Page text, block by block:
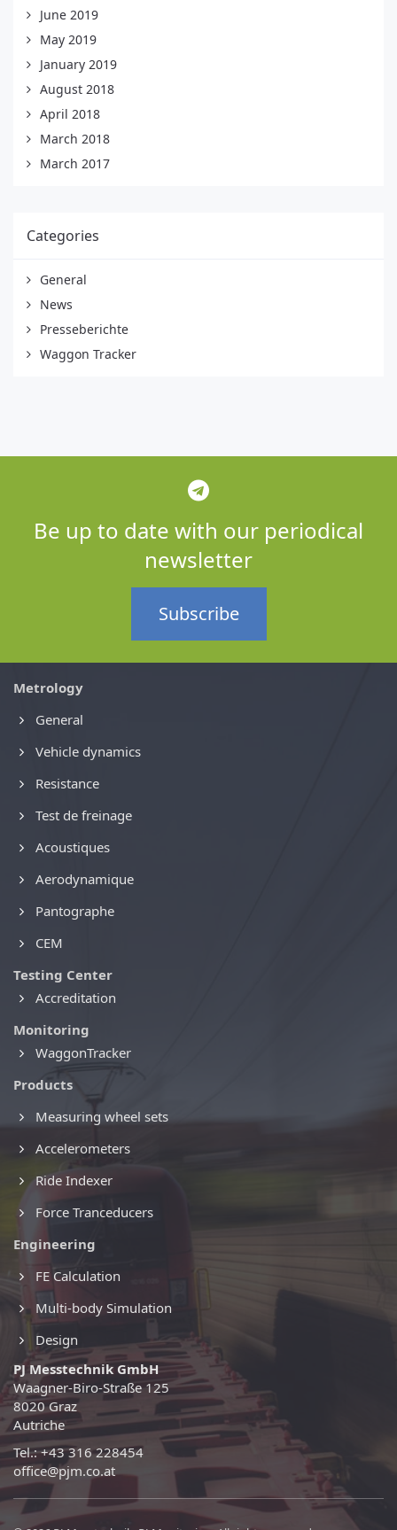
June 2019
May 2019
January 2019
August 2018
April 2018
March 2018
March 2017
Categories
General
News
Presseberichte
Waggon Tracker
Be up to date with our periodical
newsletter
Subscribe
Metrology
General
Vehicle dynamics
Resistance
Test de freinage
Acoustiques
Aerodynamique
Pantographe
CEM
Testing Center
Accreditation
Monitoring
WaggonTracker
Products
Measuring wheel sets
Accelerometers
Ride Indexer
Force Tranceducers
Engineering
FE Calculation
Multi-body Simulation
Design
PJ Messtechnik GmbH
Waagner-Biro-Straße 125
8020 Graz
Autriche
Tel.: +43 316 228454
office@pjm.co.at